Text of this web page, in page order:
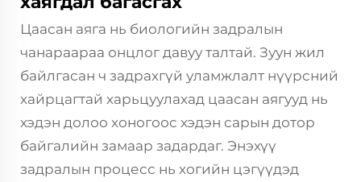
Цаасан аяга нь биологийн задралын
чанараараа онцлог давуу талтай. Зуун жил
байлгасан ч задрахгүй уламжлалт нүүрсний
хайрцагтай харьцуулахад цаасан аягууд нь
хэдэн долоо хоногоос хэдэн сарын дотор
байгалийн замаар задардаг. Энэхүү
задралын процесс нь хогийн цэгүүдэд